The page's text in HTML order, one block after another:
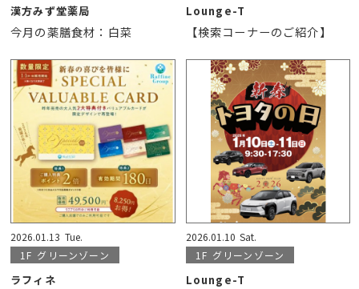
漢方みず堂薬局
今月の薬膳食材：白菜
Lounge-T
【検索コーナーのご紹介】
2026.01.13 Tue.
1F グリーンゾーン
ラフィネ
2026.01.10 Sat.
1F グリーンゾーン
Lounge-T